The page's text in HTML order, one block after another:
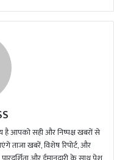
है आपको सही और निष्पक्ष खबरों से
ताजा खबरें, विशेष रिपोर्ट, और